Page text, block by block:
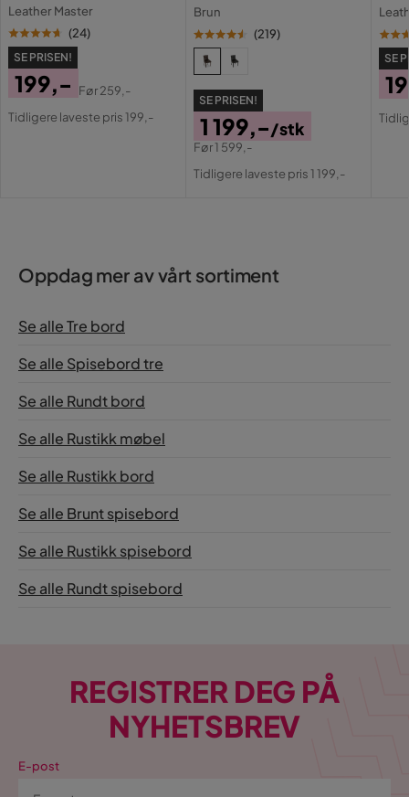
voks-pennen vi fikk med for å dekke små sprekker.
4 år siden
Vis flere anmeldelser
Verified by Trustvoice
Leather Master
(24)
SE PRISEN!
Pris
199,-
Original
Før259,-
Tidligere laveste pris 199,-
Brun
(219)
SE PRISEN!
Pris
1 199,-/stk
Original
Før1 599,-
Tidligere laveste pris 1 199,-
SE
Oppdag mer av vårt sortiment
Se alle Tre bord
Se alle Spisebord tre
Se alle Rundt bord
Se alle Rustikk møbel
Se alle Rustikk bord
Se alle Brunt spisebord
Se alle Rustikk spisebord
Se alle Rundt spisebord
REGISTRER DEG PÅ
NYHETSBREV
E-post